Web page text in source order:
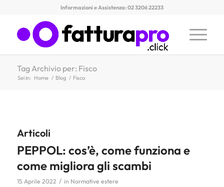
Informazioni e Assistenza: 02 3206 22233
Tag Archivio per: Fisco
Sei in: Home / Blog / Fisco
Articoli
PEPPOL: cos’è, come funziona e
come migliora gli scambi
15 Aprile 2022 / in Normative estere